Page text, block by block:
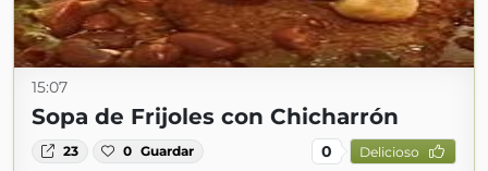
15:07
Sopa de Frijoles con Chicharrón
23 0 Guardar 0 Delicioso